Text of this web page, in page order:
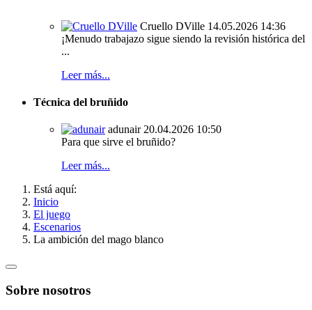
Cruello DVille 14.05.2026 14:36
¡Menudo trabajazo sigue siendo la revisión histórica del
...
Leer más...
Técnica del bruñido
adunair 20.04.2026 10:50
Para que sirve el bruñido?
Leer más...
Está aquí:
Inicio
El juego
Escenarios
La ambición del mago blanco
Sobre nosotros